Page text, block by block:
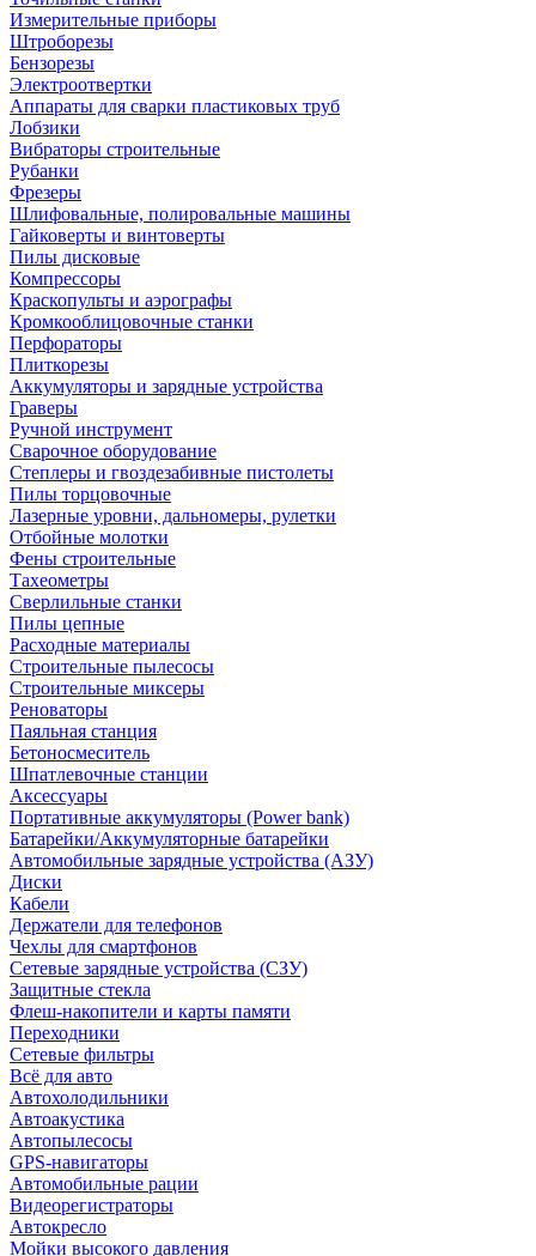
Измерительные приборы
Штроборезы
Бензорезы
Электроотвертки
Аппараты для сварки пластиковых труб
Лобзики
Вибраторы строительные
Рубанки
Фрезеры
Шлифовальные, полировальные машины
Гайковерты и винтоверты
Пилы дисковые
Компрессоры
Краскопульты и аэрографы
Кромкооблицовочные станки
Перфораторы
Плиткорезы
Аккумуляторы и зарядные устройства
Граверы
Ручной инструмент
Сварочное оборудование
Степлеры и гвоздезабивные пистолеты
Пилы торцовочные
Лазерные уровни, дальномеры, рулетки
Отбойные молотки
Фены строительные
Тахеометры
Сверлильные станки
Пилы цепные
Расходные материалы
Строительные пылесосы
Строительные миксеры
Реноваторы
Паяльная станция
Бетоносмеситель
Шпатлевочные станции
Аксессуары
Портативные аккумуляторы (Power bank)
Батарейки/Аккумуляторные батарейки
Автомобильные зарядные устройства (АЗУ)
Диски
Кабели
Держатели для телефонов
Чехлы для смартфонов
Сетевые зарядные устройства (СЗУ)
Защитные стекла
Флеш-накопители и карты памяти
Переходники
Сетевые фильтры
Всё для авто
Автохолодильники
Автоакустика
Автопылесосы
GPS-навигаторы
Автомобильные рации
Видеорегистраторы
Автокресло
Мойки высокого давления